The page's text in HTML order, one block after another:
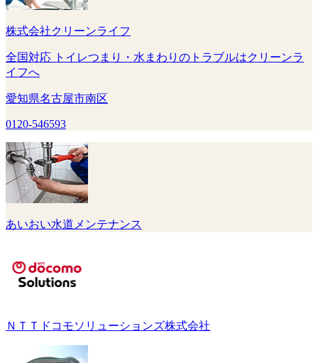
株式会社クリーンライフ
全国対応 トイレつまり・水まわりのトラブルはクリーンラ
イフへ
愛知県名古屋市南区
0120-546593
あいおい水道メンテナンス
ＮＴＴドコモソリューションズ株式会社